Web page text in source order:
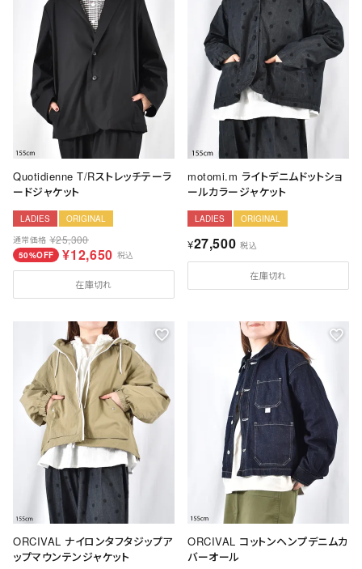
Quotidienne T/Rストレッチテーラ
ードジャケット
LADIES
ORIGINAL
通常価格 ¥25,300
50%OFF ¥12,650 税込
在庫切れ
motomi.m ライトデニムドットショ
ールカラージャケット
LADIES ORIGINAL
¥27,500 税込
在庫切れ
ORCIVAL ナイロンタフタジップア
ップマウンテンジャケット
ORCIVAL コットンヘンプデニムカ
バーオール